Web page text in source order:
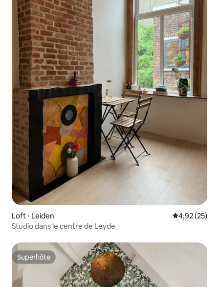
Loft ⋅ Leiden Évaluation
4,92 (25)
Studio dans le centre de Leyde
Superhôte
Superhôte